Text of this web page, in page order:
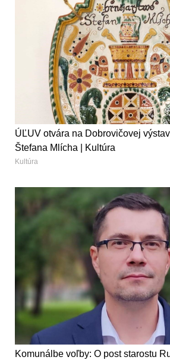
ÚĽUV otvára na Dobrovičovej
Štefana Mlícha | Kultúra
Kultúra
Komunálbe voľby: O post starostu